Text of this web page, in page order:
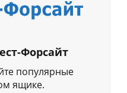
Форсайт
популярные
ящике.